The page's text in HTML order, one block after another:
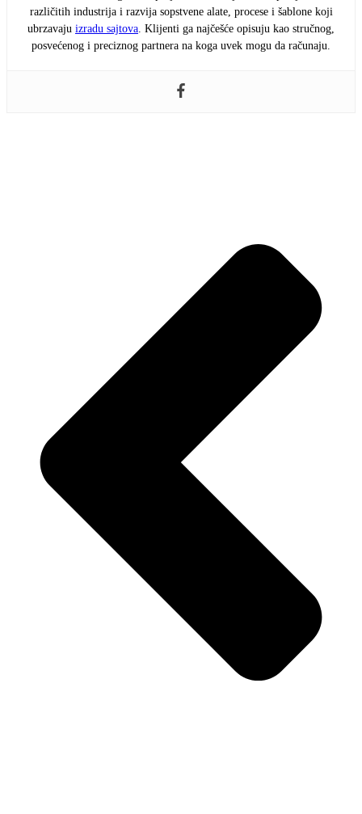
različitih industrija i razvija sopstvene alate, procese i šablone koji
ubrzavaju izradu sajtova. Klijenti ga najčešće opisuju kao stručnog,
posvećenog i preciznog partnera na koga uvek mogu da računaju.